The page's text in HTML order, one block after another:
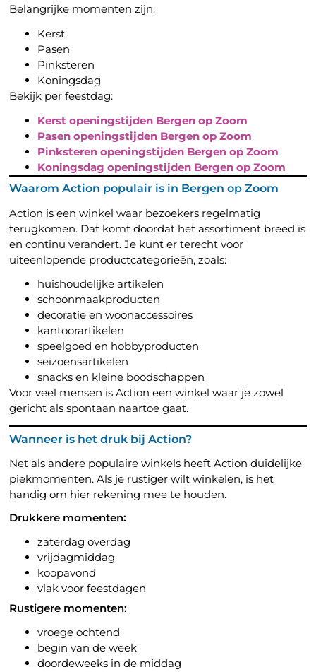
Belangrijke momenten zijn:
Kerst
Pasen
Pinksteren
Koningsdag
Bekijk per feestdag:
Kerst openingstijden Bergen op Zoom
Pasen openingstijden Bergen op Zoom
Pinksteren openingstijden Bergen op Zoom
Koningsdag openingstijden Bergen op Zoom
Waarom Action populair is in Bergen op Zoom
Action is een winkel waar bezoekers regelmatig
terugkomen. Dat komt doordat het assortiment breed is
en continu verandert. Je kunt er terecht voor
uiteenlopende productcategorieën, zoals:
huishoudelijke artikelen
schoonmaakproducten
decoratie en woonaccessoires
kantoorartikelen
speelgoed en hobbyproducten
seizoensartikelen
snacks en kleine boodschappen
Voor veel mensen is Action een winkel waar je zowel
gericht als spontaan naartoe gaat.
Wanneer is het druk bij Action?
Net als andere populaire winkels heeft Action duidelijke
piekmomenten. Als je rustiger wilt winkelen, is het
handig om hier rekening mee te houden.
Drukkere momenten:
zaterdag overdag
vrijdagmiddag
koopavond
vlak voor feestdagen
Rustigere momenten:
vroege ochtend
begin van de week
doordeweeks in de middag